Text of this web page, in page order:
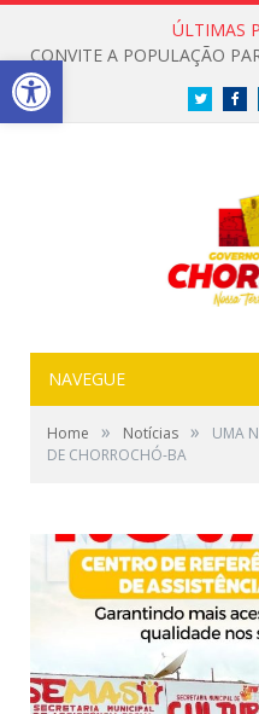
ÚLTIMAS
Twitter
NAVEGUE
Home » Notícias »
UMA
DE CHORROCHÓ-BA
Open toolbar